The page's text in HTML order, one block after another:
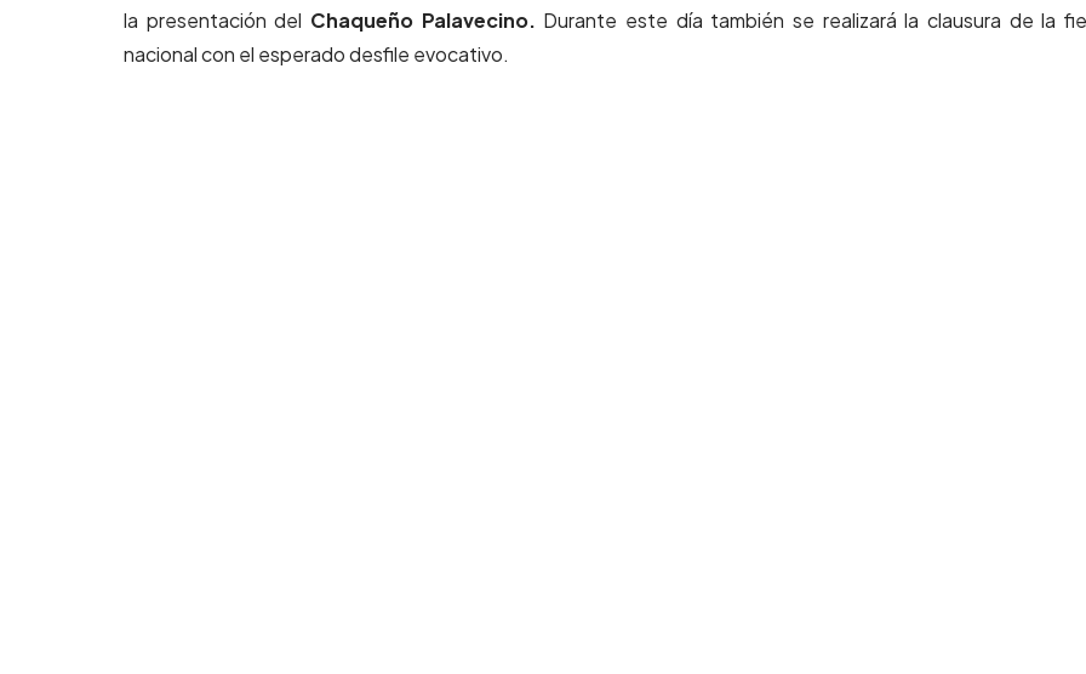
la presentación del Chaqueño Palavecino. Durante este día también se realizará la clausura de la
nacional con el esperado desfile evocativo.